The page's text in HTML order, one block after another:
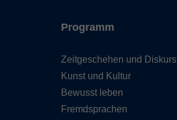
Programm
Zeitgeschehen und Diskurs
Kunst und Kultur
Bewusst leben
Fremdsprachen